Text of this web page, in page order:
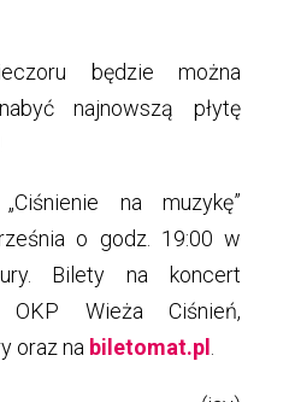
będzie można
najnowszą płytę
na muzykę”
o godz. 19:00 w
Bilety na koncert
Wieża Ciśnień,
oraz na biletomat.pl